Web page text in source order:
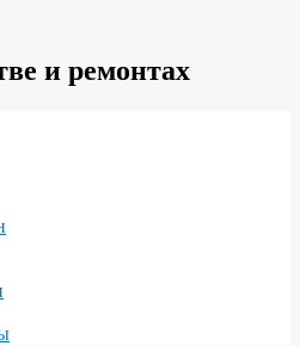
и ремонтах